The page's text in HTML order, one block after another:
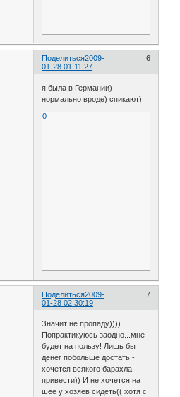
Поделиться 6
2009-
01-28 01:11:27
я была в Германии)
нормально вроде) спикают)
0
Поделиться 7
2009-
01-28 02:30:19
Значит не пропаду))))
Попрактикуюсь заодно...мне
будет на пользу! Лишь бы
денег побольше достать -
хочется всякого барахла
привести)) И не хочется на
шее у хозяев сидеть(( хотя с